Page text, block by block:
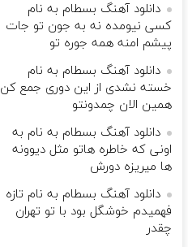
دانلود آهنگ بسطام به نام
کسی نیومده نه به جون تو جات
پیشم امنه همه جوره تو
دانلود آهنگ بسطام به نام
خسته نشدی از این دوری جمع کن
همین الان چمدونتو
دانلود آهنگ بسطام به نام به
اونی که خاطره هاتو مثل دیوونه
ها میریزه دورش
دانلود آهنگ بسطام به نام تازه
فهمیدم خوشگل بود با تو تهران
چقدر